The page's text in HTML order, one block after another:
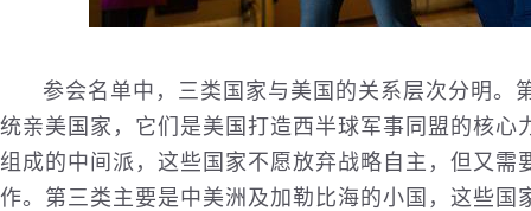
参会名单中，三类国家与美国的关系层次分明。
统亲美国家，它们是美国打造西半球军事同盟的核
组成的中间派，这些国家不愿放弃战略自主，但又
作。第三类主要是中美洲及加勒比海的小国，这些